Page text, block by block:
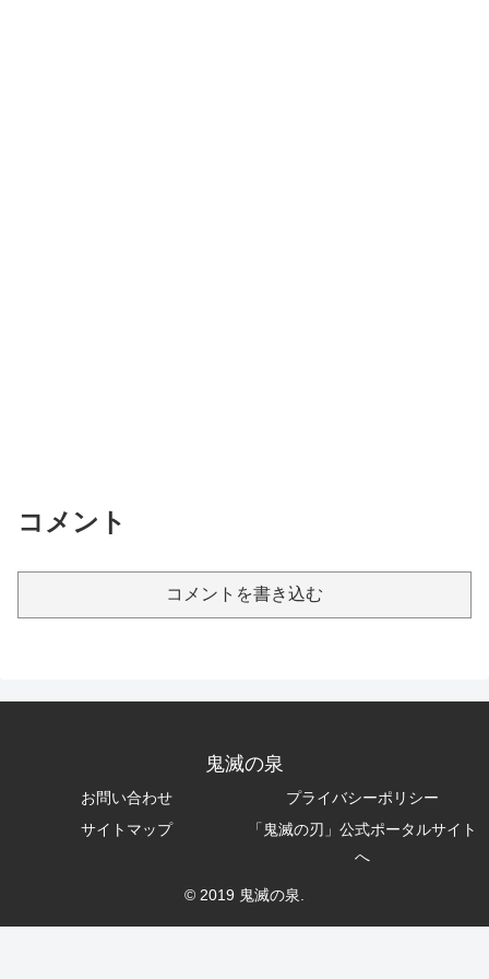
コメント
コメントを書き込む
鬼滅の泉
お問い合わせ
プライバシーポリシー
サイトマップ
「鬼滅の刃」公式ポータルサイト
へ
© 2019 鬼滅の泉.